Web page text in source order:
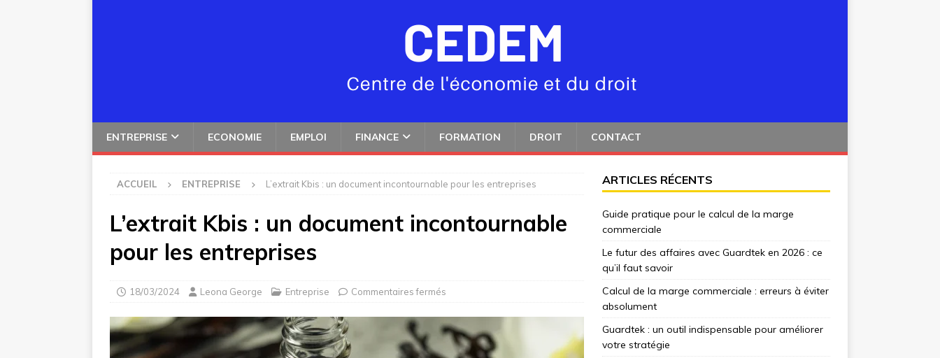
ENTREPRISE ECONOMIE EMPLOI FINANCE FORMATION DROIT CONTACT
ACCUEIL ENTREPRISE L’extrait Kbis : un document incontournable pour les entreprises
L’extrait Kbis : un document incontournable
pour les entreprises
18/03/2024 Leona George Entreprise Commentaires fermés
ARTICLES RÉCENTS
Guide pratique pour le calcul de la marge
commerciale
Le futur des affaires avec Guardtek en 2026 : ce
qu’il faut savoir
Calcul de la marge commerciale : erreurs à éviter
absolument
Guardtek : un outil indispensable pour améliorer
votre stratégie